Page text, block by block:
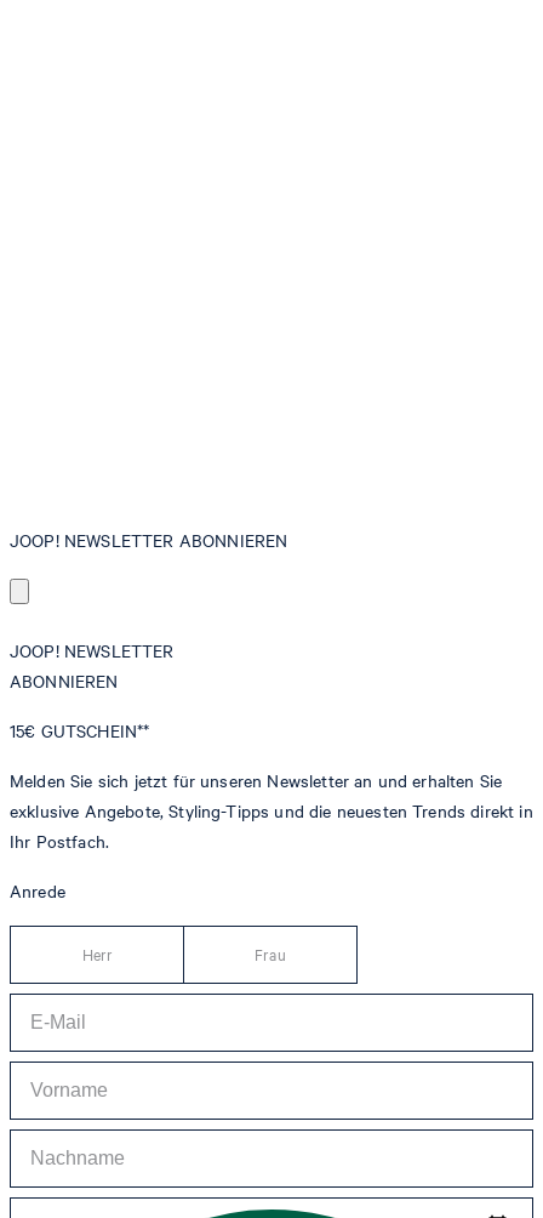
JOOP! NEWSLETTER ABONNIEREN
JOOP! NEWSLETTER
ABONNIEREN
15€ GUTSCHEIN**
Melden Sie sich jetzt für unseren Newsletter an und erhalten Sie
exklusive Angebote, Styling-Tipps und die neuesten Trends direkt in
Ihr Postfach.
Anrede
Herr Frau